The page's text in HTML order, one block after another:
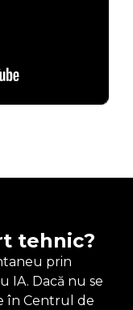
tehnic?
prin
IA. Dacă nu se
în Centrul de